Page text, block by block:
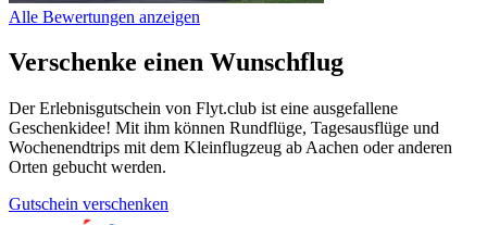
Alle Bewertungen anzeigen
Verschenke einen Wunschflug
Der Erlebnisgutschein von Flyt.club ist eine ausgefallene
Geschenkidee! Mit ihm können Rundflüge, Tagesausflüge und
Wochenendtrips mit dem Kleinflugzeug ab Aachen oder anderen
Orten gebucht werden.
Gutschein verschenken